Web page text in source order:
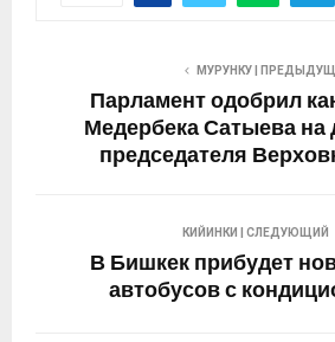
МУРУНКУ |
Парламент одобрил
Медербека Сатыева на
председателя
КИЙИНКИ | СЛЕДУЮЩИЙ
В Бишкек прибудет
автобусов с